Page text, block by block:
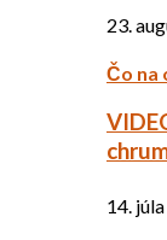
23.
Čo na
14.